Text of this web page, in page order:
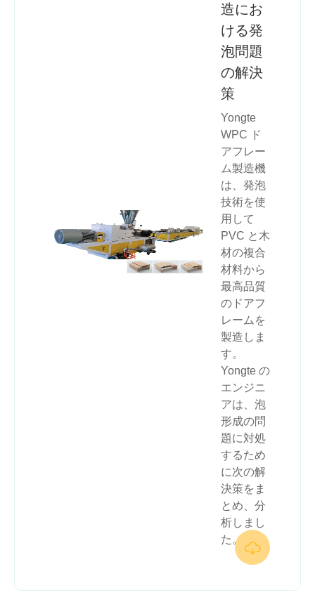
造にお
ける発
泡問題
の解決
策
Yongte
WPC ド
アフレー
ム製造機
は、発泡
技術を使
用して
PVC と木
材の複合
材料から
最高品質
のドアフ
レームを
製造しま
す。
Yongte の
エンジニ
アは、泡
形成の問
題に対処
するため
に次の解
決策をま
とめ、分
析しまし
た。 